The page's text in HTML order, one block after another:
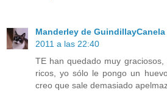
Manderley de GuindillayCanela
2011 a las 22:40
TE han quedado muy
ricos, yo sólo le pongo un
creo que sale demasiado